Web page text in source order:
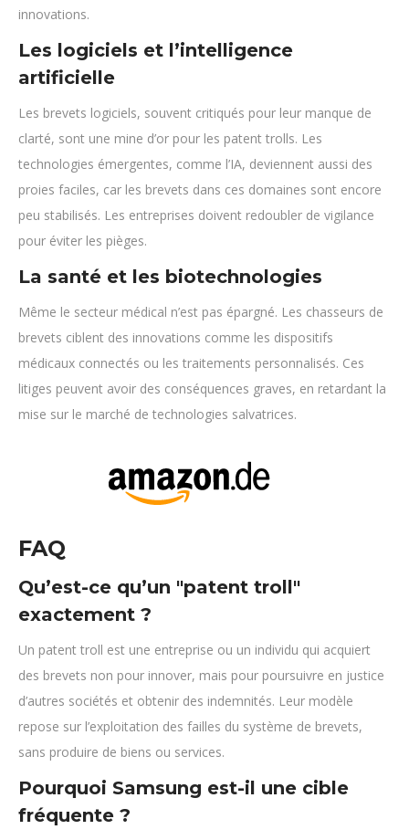
innovations.
Les logiciels et l’intelligence
artificielle
Les brevets logiciels, souvent critiqués pour leur manque de
clarté, sont une mine d’or pour les patent trolls. Les
technologies émergentes, comme l’IA, deviennent aussi des
proies faciles, car les brevets dans ces domaines sont encore
peu stabilisés. Les entreprises doivent redoubler de vigilance
pour éviter les pièges.
La santé et les biotechnologies
Même le secteur médical n’est pas épargné. Les chasseurs de
brevets ciblent des innovations comme les dispositifs
médicaux connectés ou les traitements personnalisés. Ces
litiges peuvent avoir des conséquences graves, en retardant la
mise sur le marché de technologies salvatrices.
FAQ
Qu’est-ce qu’un "patent troll"
exactement ?
Un patent troll est une entreprise ou un individu qui acquiert
des brevets non pour innover, mais pour poursuivre en justice
d’autres sociétés et obtenir des indemnités. Leur modèle
repose sur l’exploitation des failles du système de brevets,
sans produire de biens ou services.
Pourquoi Samsung est-il une cible
fréquente ?